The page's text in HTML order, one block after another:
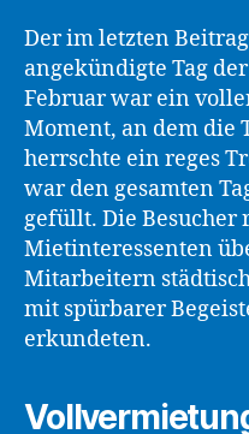
Der im letzten
angekündigte Tag
Februar war ein
Moment, an dem die
herrschte ein reges
war den gesamten
gefüllt. Die Besucher
Mietinteressenten
Mitarbeitern
mit spürbarer
erkundeten.